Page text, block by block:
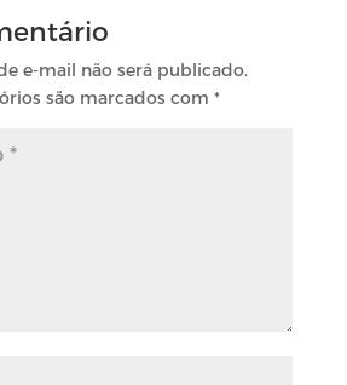
e-mail não será publicado.
são marcados com *